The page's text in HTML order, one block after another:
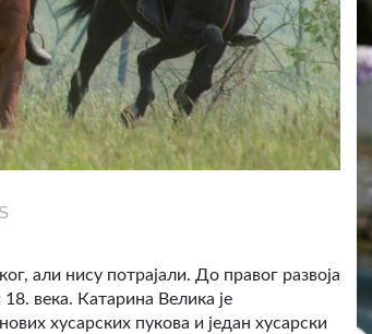
али нису потрајали. До правог развоја
века. Катарина Велика је
хусарских пукова и један хусарски